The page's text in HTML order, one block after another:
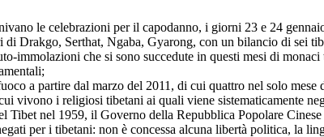
le celebrazioni per il capodanno, i giorni 23 e 24
Drakgo, Serthat, Ngaba, Gyarong, con un bilancio di sei
immolazioni che si sono succedute in questi mesi di
a partire dal marzo del 2011, di cui quattro nel solo mese
vivono i religiosi tibetani ai quali viene sistematicamente
Tibet nel 1959, il Governo della Repubblica Popolare
per i tibetani: non è concessa alcuna libertà politica, la